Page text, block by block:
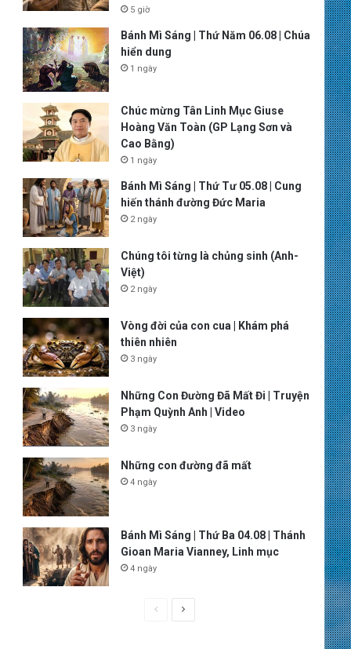
5 giờ
Bánh Mì Sáng | Thứ Năm 06.08 | Chúa
hiển dung
1 ngày
Chúc mừng Tân Linh Mục Giuse
Hoàng Văn Toàn (GP Lạng Sơn và
Cao Bằng)
1 ngày
Bánh Mì Sáng | Thứ Tư 05.08 | Cung
hiến thánh đường Đức Maria
2 ngày
Chúng tôi từng là chủng sinh (Anh-
Việt)
2 ngày
Vòng đời của con cua | Khám phá
thiên nhiên
3 ngày
Những Con Đường Đã Mất Đi | Truyện
Phạm Quỳnh Anh | Video
3 ngày
Những con đường đã mất
4 ngày
Bánh Mì Sáng | Thứ Ba 04.08 | Thánh
Gioan Maria Vianney, Linh mục
4 ngày